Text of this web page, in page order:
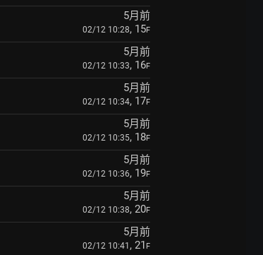
5月前
02/12 10:28, 15F
5月前
02/12 10:33, 16F
5月前
02/12 10:34, 17F
5月前
02/12 10:35, 18F
5月前
02/12 10:36, 19F
5月前
02/12 10:38, 20F
5月前
02/12 10:41 , 21 F